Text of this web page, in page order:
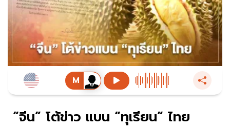
“จีน” โต้ข่าว แบน “ทุเรียน” ไทย